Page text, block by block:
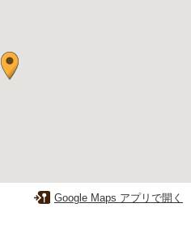
Google Maps アプリで開く